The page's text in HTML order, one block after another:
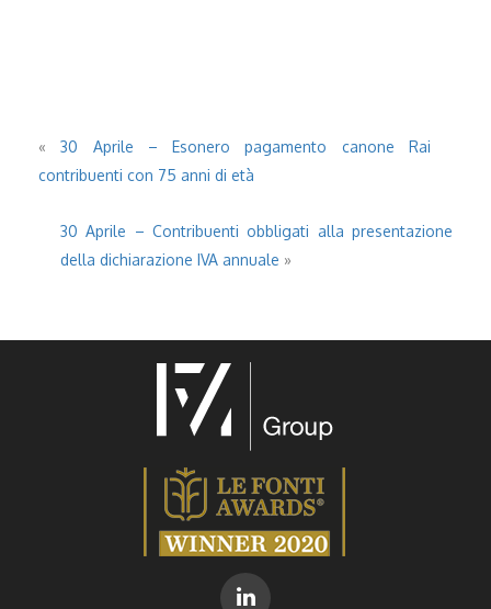
«30 Aprile – Esonero pagamento canone Rai
contribuenti con 75 anni di età
30 Aprile – Contribuenti obbligati alla presentazione
della dichiarazione IVA annuale »